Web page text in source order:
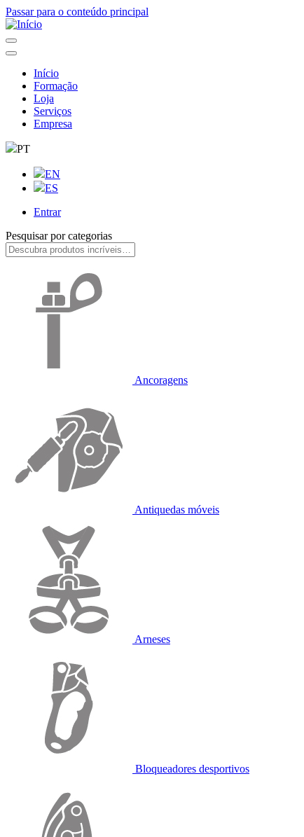
Passar para o conteúdo principal
Navegação
principal
Início
Formação
Loja
Serviços
Empresa
PT
EN
ES
account
menu
Entrar
Pesquisar por categorias
Ancoragens
Antiquedas móveis
Arneses
Bloqueadores desportivos